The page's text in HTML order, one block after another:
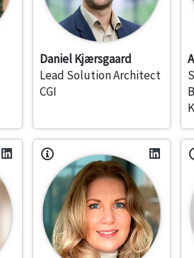
Daniel Kjærsgaard
Lead Solution Architect
CGI